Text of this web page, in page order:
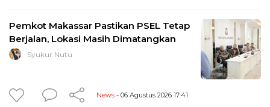
Pemkot Makassar Pastikan PSEL Tetap
Berjalan, Lokasi Masih Dimatangkan
Syukur Nutu
News - 06 Agustus 2026 17:41